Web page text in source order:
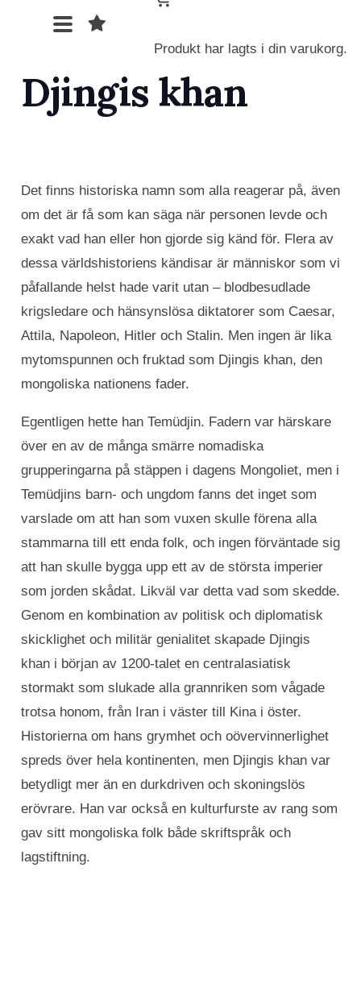
Produkt har lagts i din varukorg.
Djingis khan
Det finns historiska namn som alla reagerar på, även
om det är få som kan säga när personen levde och
exakt vad han eller hon gjorde sig känd för. Flera av
dessa världshistoriens kändisar är människor som vi
påfallande helst hade varit utan – blodbesudlade
krigsledare och hänsynslösa diktatorer som Caesar,
Attila, Napoleon, Hitler och Stalin. Men ingen är lika
mytomspunnen och fruktad som Djingis khan, den
mongoliska nationens fader.
Egentligen hette han Temüdjin. Fadern var härskare
över en av de många smärre nomadiska
grupperingarna på stäppen i dagens Mongoliet, men i
Temüdjins barn- och ungdom fanns det inget som
varslade om att han som vuxen skulle förena alla
stammarna till ett enda folk, och ingen förväntade sig
att han skulle bygga upp ett av de största imperier
som jorden skådat. Likväl var detta vad som skedde.
Genom en kombination av politisk och diplomatisk
skicklighet och militär genialitet skapade Djingis
khan i början av 1200-talet en centralasiatisk
stormakt som slukade alla grannriken som vågade
trotsa honom, från Iran i väster till Kina i öster.
Historierna om hans grymhet och oövervinnerlighet
spreds över hela kontinenten, men Djingis khan var
betydligt mer än en durkdriven och skoningslös
erövrare. Han var också en kulturfurste av rang som
gav sitt mongoliska folk både skriftspråk och
lagstiftning.